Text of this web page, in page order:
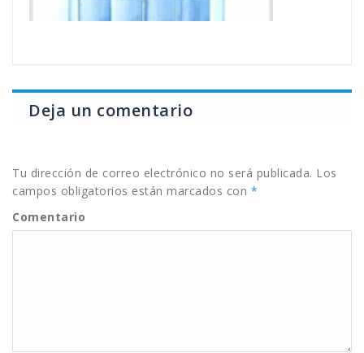
Deja un comentario
Tu dirección de correo electrónico no será publicada. Los
campos obligatorios están marcados con *
Comentario